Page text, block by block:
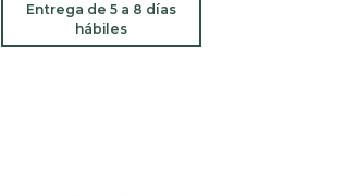
Entrega de 5 a 8 días
hábiles